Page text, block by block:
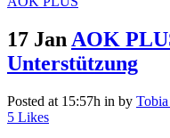
17 Jan AOK
Unterstützung
Posted at 15:57h in by
5 Likes